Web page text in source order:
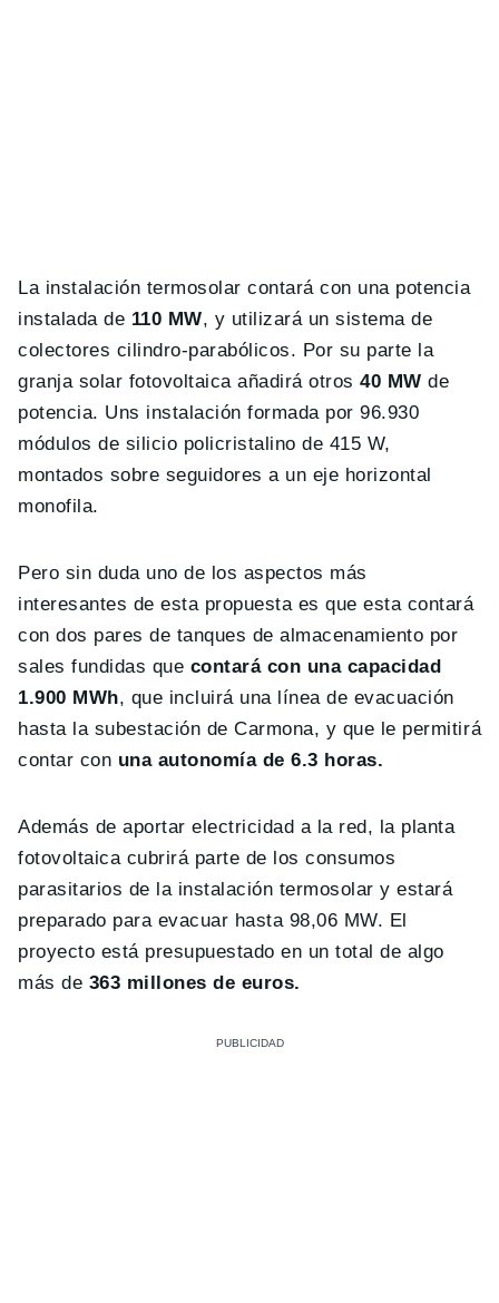
La instalación termosolar contará con una potencia
instalada de 110 MW, y utilizará un sistema de
colectores cilindro-parabólicos. Por su parte la
granja solar fotovoltaica añadirá otros 40 MW de
potencia. Uns instalación formada por 96.930
módulos de silicio policristalino de 415 W,
montados sobre seguidores a un eje horizontal
monofila.
Pero sin duda uno de los aspectos más
interesantes de esta propuesta es que esta contará
con dos pares de tanques de almacenamiento por
sales fundidas que contará con una capacidad
1.900 MWh, que incluirá una línea de evacuación
hasta la subestación de Carmona, y que le permitirá
contar con una autonomía de 6.3 horas.
Además de aportar electricidad a la red, la planta
fotovoltaica cubrirá parte de los consumos
parasitarios de la instalación termosolar y estará
preparado para evacuar hasta 98,06 MW. El
proyecto está presupuestado en un total de algo
más de 363 millones de euros.